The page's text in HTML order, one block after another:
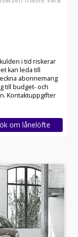
i tid riskerar
kan leda till
abonnemang
till budget- och
Kontaktuppgifter
om lånelöfte